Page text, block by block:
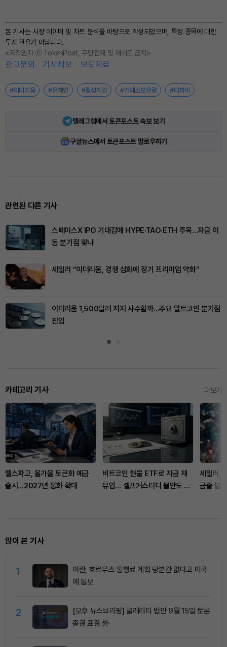
본 기사는 시장 데이터 및 차트 분석을 바탕으로 작성되었으며, 특정 종목에 대한
투자 권유가 아닙니다.
<저작권자 ⓒ TokenPost, 무단전재 및 재배포 금지>
광고문의 기사제보 보도자료
#이더리움 #온체인 #활성지갑 #거래소보유량 #디파이
텔레그램에서 토큰포스트 속보 보기
구글뉴스에서 토큰포스트 팔로우하기
관련된 다른 기사
스페이스X IPO 기대감에 HYPE·TAO·ETH 주목…자금 이
동 분기점 맞나
세일러 “이더리움, 경쟁 심화에 장기 프리미엄 약화”
이더리움 1,500달러 지지 사수할까…주요 알트코인 분기점
진입
카테고리 기사 더보기
웰스파고, 올가을 토큰화 예금
출시…2027년 통화 확대
비트코인 현물 ETF로 자금 재
유입… 셀프커스터디 불안도 자
세일러,
금줄 넓
많이 본 기사
1
이란, 호르무즈 통행료 계획 당분간 없다고 미국
에 통보
2
[오후 뉴스브리핑] 클래리티 법안 9월 15일 토론
종결 표결 外